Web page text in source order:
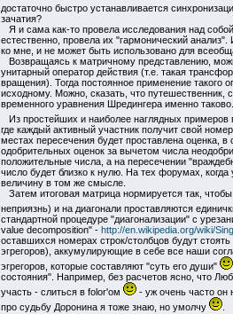
достаточно быстро устанавливается
зачатия?
Я и сама как-то провела исследования над
естественно, провела их "гармонический
ко мне, и не может быть использовано для
Возвращаясь к матричному представлению,
унитарный оператор действия (т.е. такая
вращения). Тогда постоянное применение такого
исходному. Можно, сказать, что
временного уравнения Шредингера именно
Из простейших и наиболее наглядных примеров
где каждый активный участник получит свой
местах пересечения будет проставлена оценка,
одобрительных оценок за вычетом числа
положительные числа, а на пересечении
число будет близко к нулю. На тех форумах,
величину в том же смысле.
Затем итоговая матрица нормируется так,
неприязнь) и на диагонали проставляются
стандартной процедуре "диагонализации" с
value decomposition" - http://en.wikipedia.org/wiki/
оставшихся номерах строк/столбцов будут
эгрегоров), аккумулирующие в себе все наши
эгрегоров, которые составляют "суть его души"
состояния". Например, без расчетов ясно, что
участь - слиться в folor'ом
- уж очень часто он
про судьбу Доронина я тоже знаю, но умолчу
.